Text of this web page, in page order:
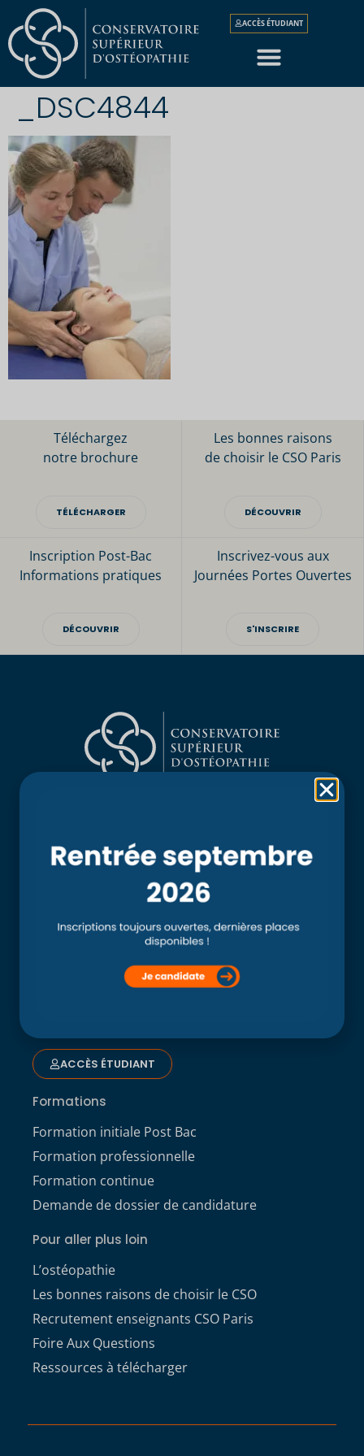
ACCÈS ÉTUDIANT
_DSC4844
Téléchargez
notre brochure
TÉLÉCHARGER
Les bonnes raisons
de choisir le CSO Paris
DÉCOUVRIR
Inscription Post-Bac
Informations pratiques
DÉCOUVRIR
Inscrivez-vous aux
Journées Portes Ouvertes
S'INSCRIRE
Rubriques
Recherche
Clinique ostéopathique interne du CSO Paris
Contacts
ACCÈS ÉTUDIANT
Formations
Formation initiale Post Bac
Formation professionnelle
Formation continue
Demande de dossier de candidature
Pour aller plus loin
L’ostéopathie
Les bonnes raisons de choisir le CSO
Recrutement enseignants CSO Paris
Foire Aux Questions
Ressources à télécharger